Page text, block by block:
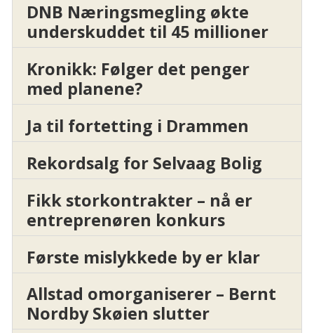
DNB Næringsmegling økte
underskuddet til 45 millioner
Kronikk: Følger det penger
med planene?
Ja til fortetting i Drammen
Rekordsalg for Selvaag Bolig
Fikk storkontrakter – nå er
entreprenøren konkurs
Første mislykkede by er klar
Allstad omorganiserer – Bernt
Nordby Skøien slutter